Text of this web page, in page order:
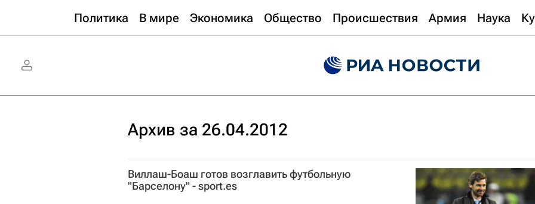
Политика В мире Экономика Общество Происшествия Армия Наука
Архив за 26.04.2012
Виллаш-Боаш готов возглавить футбольную
"Барселону" - sport.es